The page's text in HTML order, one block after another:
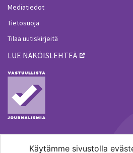
Käytämme sivustolla
Mediatiedot
Tietosuoja
Tilaa uutiskirjeitä
LUE NÄKÖISLEHTEÄ